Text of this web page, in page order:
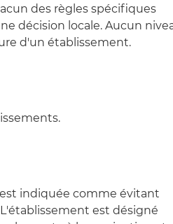
des règles spécifiques
décision locale. Aucun
d'un établissement.
indiquée comme évitant
est désigné